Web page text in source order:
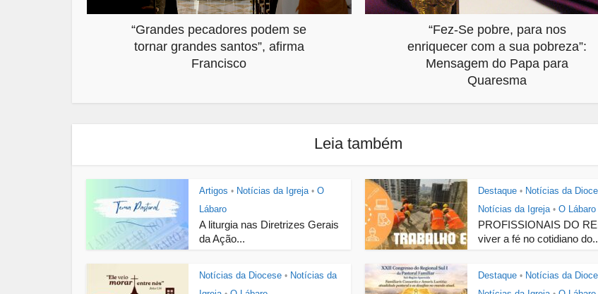
“Grandes pecadores podem se
tornar grandes santos”, afirma
Francisco
“Fez-Se pobre, para nos
enriquecer com a sua pobreza”:
Mensagem do Papa para
Quaresma
Leia também
Artigos • Notícias da Igreja • O
Lábaro
A liturgia nas Diretrizes Gerais
da Ação...
Destaque • Notícias da
Notícias da Igreja • O Lábaro
PROFISSIONAIS DO
viver a fé no cotidiano
Notícias da Diocese • Notícias da
Destaque • Notícias da